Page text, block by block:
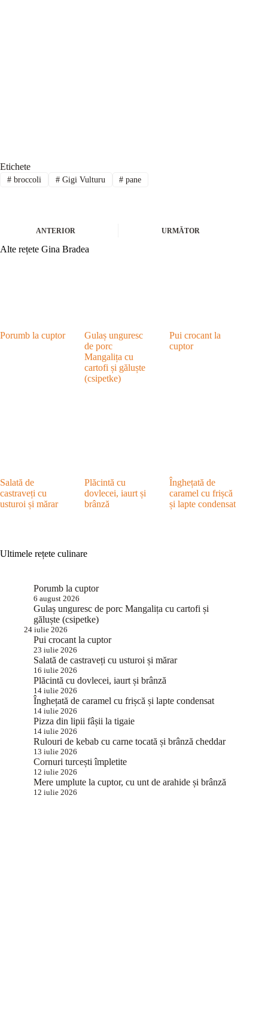
Etichete
#broccoli #Gigi Vulturu # pane
ANTERIOR URMĂTOR
Alte rețete Gina Bradea
Porumb la cuptor
Gulaș unguresc
de porc
Mangalița cu
cartofi și găluște
(csipetke)
Pui crocant la
cuptor
Salată de
castraveți cu
usturoi și mărar
Plăcintă cu
dovlecei, iaurt și
brânză
Înghețată de
caramel cu frișcă
și lapte condensat
Ultimele rețete culinare
Porumb la cuptor
6 august 2026
Gulaș unguresc de porc Mangalița cu cartofi și
găluște (csipetke)
24 iulie 2026
Pui crocant la cuptor
23 iulie 2026
Salată de castraveți cu usturoi și mărar
16 iulie 2026
Plăcintă cu dovlecei, iaurt și brânză
14 iulie 2026
Înghețată de caramel cu frișcă și lapte condensat
14 iulie 2026
Pizza din lipii fâșii la tigaie
14 iulie 2026
Rulouri de kebab cu carne tocată și brânză cheddar
13 iulie 2026
Cornuri turcești împletite
12 iulie 2026
Mere umplute la cuptor, cu unt de arahide și brânză
12 iulie 2026